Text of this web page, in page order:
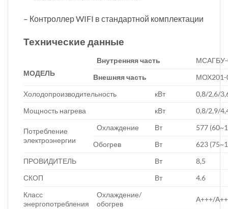
– Контроллер WIFI в стандартной комплектации
Технические данные
МОДЕЛЬ
Внутренняя часть
МСАГБУ-
Внешняя часть
МОХ201-
Холодопроизводительность
кВт
0,8/2,6/
Мощность нагрева
кВт 0,8/2,9/
Потребление
электроэнергии
Охлаждение Вт
577
Обогрев
Вт
623
ПРОВИДИТЕЛЬ
Вт
8,5
СКОП
Вт
4.6
Класс
энергопотребления
Охлаждение/
обогрев
А+++/